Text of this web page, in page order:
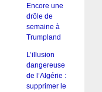
Encore une
drôle de
semaine à
Trumpland
L’illusion
dangereuse
de l’Algérie :
supprimer le